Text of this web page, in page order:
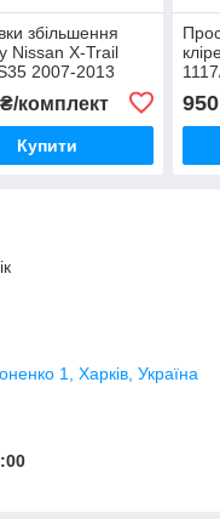
збільшення
Nissan X-Trail
2007-2013
комплект
Купити
950
1, Харків, Україна